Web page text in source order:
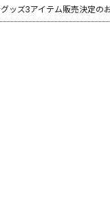
ズ3アイテム販売決定の